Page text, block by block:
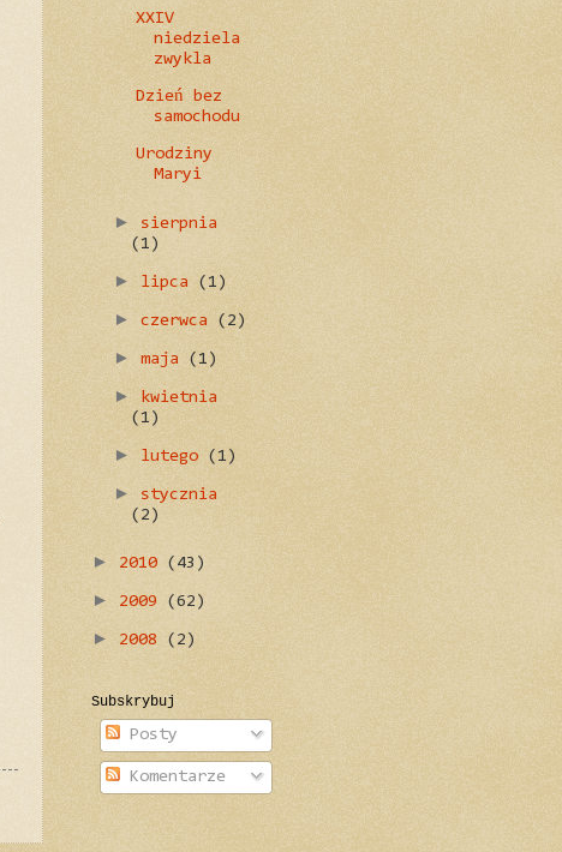
XXIV
niedziela
zwykla
Dzień bez
samochodu
Urodziny
Maryi
►
sierpnia
(1)
► lipca (1)
► czerwca (2)
► maja (1)
►
kwietnia
(1)
► lutego (1)
►
stycznia
(2)
► 2010 (43)
► 2009 (62)
► 2008 (2)
Subskrybuj
Posty
Komentarze